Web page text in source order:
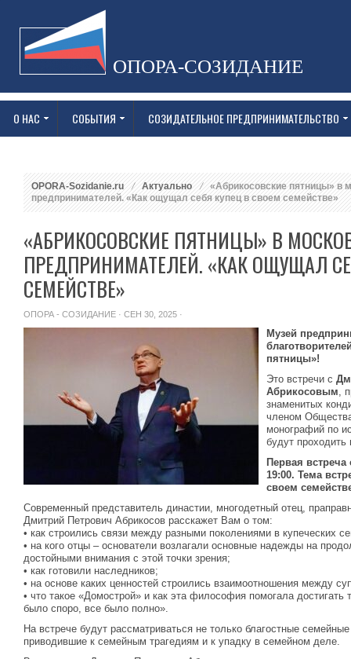
ОПОРА-СОЗИДАНИЕ
О НАС СОБЫТИЯ СОЗИДАТЕЛЬНОЕ ПРЕДПРИНИМАТЕЛЬСТВО
OPORA-Sozidanie.ru Актуально
«Абрикосовские пятницы» в
предпринимателей. «Как ощущал себя купец в своем семействе»
«АБРИКОСОВСКИЕ ПЯТНИЦЫ» В
ПРЕДПРИНИМАТЕЛЕЙ. «КАК ОЩУЩАЛ
СЕМЕЙСТВЕ»
ОПОРА - СОЗИДАНИЕ · СЕН 30, 2025 ·
Музей
пятницы»!
Это встречи с
Абрикосовым,
знаменитых
членом
монографий по
будут
Первая встреча
19:00. Тема
своем
Современный представитель династии, многодетный отец,
Дмитрий Петрович Абрикосов расскажет Вам о том:
• как строились связи между разными поколениями в купеческих
• на кого отцы – основатели возлагали основные надежды на
достойными внимания с этой точки зрения;
• как готовили наследников;
• на основе каких ценностей строились взаимоотношения между
• что такое «Домострой» и как эта философия помогала достигать
было споро, все было полно».
На встрече будут рассматриваться не только благостные
приводившие к семейным трагедиям и к упадку в семейном деле.